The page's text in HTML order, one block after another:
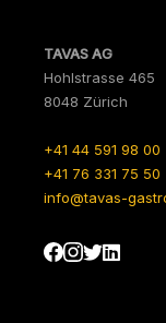
TAVAS AG
Hohlstrasse 465
8048 Zürich
+41 44 591 98 00
+41 76 331 75 50
info@tavas-